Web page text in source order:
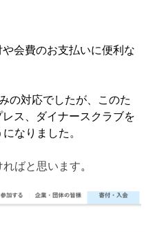
会費のお支払いに便利な
の対応でしたが、このた
ス、ダイナースクラブを
なりました。
ばと思います。